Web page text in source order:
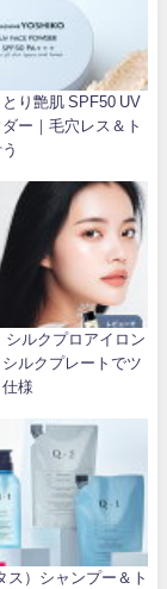
り艶肌 SPF50 UV
ー｜毛穴レス＆ト
シルクプロアイロン
ルクプレートでツ
様
ス）シャンプー＆ト